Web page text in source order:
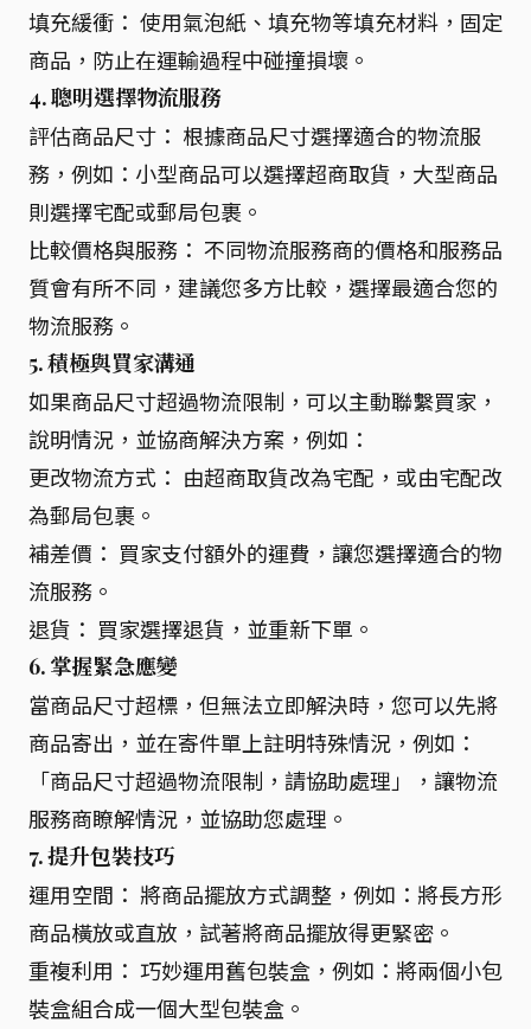
填充緩衝： 使用氣泡紙、填充物等填充材料，固定
商品，防止在運輸過程中碰撞損壞。
4. 聰明選擇物流服務
評估商品尺寸： 根據商品尺寸選擇適合的物流服
務，例如：小型商品可以選擇超商取貨，大型商品
則選擇宅配或郵局包裹。
比較價格與服務： 不同物流服務商的價格和服務品
質會有所不同，建議您多方比較，選擇最適合您的
物流服務。
5. 積極與買家溝通
如果商品尺寸超過物流限制，可以主動聯繫買家，
說明情況，並協商解決方案，例如：
更改物流方式： 由超商取貨改為宅配，或由宅配改
為郵局包裹。
補差價： 買家支付額外的運費，讓您選擇適合的物
流服務。
退貨： 買家選擇退貨，並重新下單。
6. 掌握緊急應變
當商品尺寸超標，但無法立即解決時，您可以先將
商品寄出，並在寄件單上註明特殊情況，例如：
「商品尺寸超過物流限制，請協助處理」，讓物流
服務商瞭解情況，並協助您處理。
7. 提升包裝技巧
運用空間： 將商品擺放方式調整，例如：將長方形
商品橫放或直放，試著將商品擺放得更緊密。
重複利用： 巧妙運用舊包裝盒，例如：將兩個小包
裝盒組合成一個大型包裝盒。